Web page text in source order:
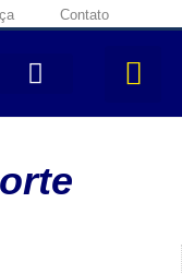
Contato